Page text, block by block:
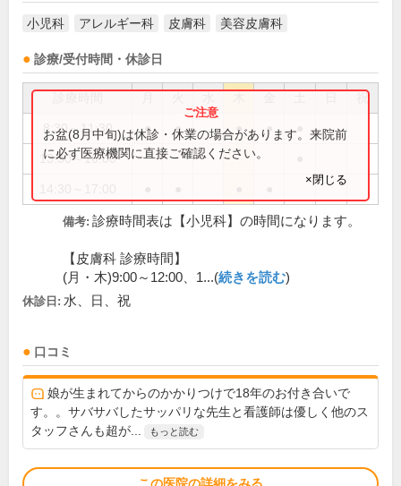
小児科 アレルギー科 皮膚科 美容皮膚科
診療/受付時間・休診日
祝
8:30～11:30 ● ● ● ●
13:30～16:00
お盆(8月中旬)は休診・休業の場合があります。来院前
に必ず医療機関に直接ご確認ください。
×閉じる
備考: 診療時間表は【小児科】の時間になります。
【皮膚科 診療時間】
(月・木)9:00～12:00、1...(続きを読む)
休診日: 水、日、祝
口コミ
娘が生まれてからのかかりつけで18年のお付き合いで
す。。サバサバしたサッパリな先生と看護師は優しく他のス
タッフさんも超が...
もっと読む